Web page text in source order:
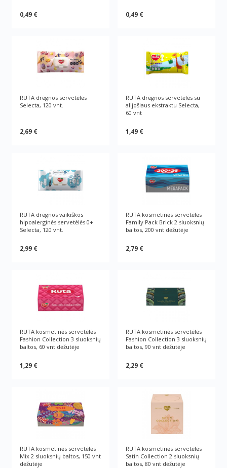
0,49 € 0,49 €
RUTA drėgnos servetėlės
Selecta, 120 vnt.
2,69 €
RUTA drėgnos servetėlės su
alijošiaus ekstraktu Selecta,
60 vnt
1,49 €
RUTA drėgnos vaikiškos
hipoalerginės servetėlės 0+
Selecta, 120 vnt.
2,99 €
RUTA kosmetinės servetėlės
Family Pack Brick 2 sluoksnių
baltos, 200 vnt dėžutėje
2,79 €
RUTA kosmetinės servetėlės
Fashion Collection 3 sluoksnių
baltos, 60 vnt dėžutėje
1,29 €
RUTA kosmetinės servetėlės
Fashion Collection 3 sluoksnių
baltos, 90 vnt dėžutėje
2,29 €
RUTA kosmetinės servetėlės
Mix 2 sluoksnių baltos, 150 vnt
dėžutėje
RUTA kosmetinės servetėlės
Satin Collection 2 sluoksnių
baltos, 80 vnt dėžutėje